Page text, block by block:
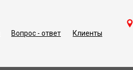
Вопрос - ответ Клиенты